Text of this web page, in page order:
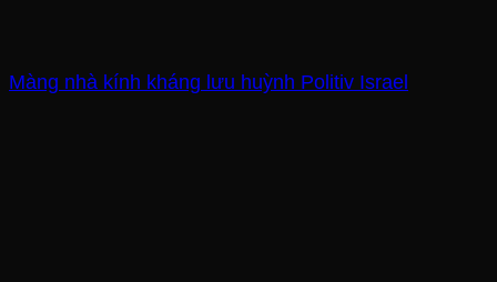
Màng nhà kính kháng lưu huỳnh Politiv Israel